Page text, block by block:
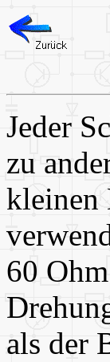
Jeder
zu
kleinen
60
als der